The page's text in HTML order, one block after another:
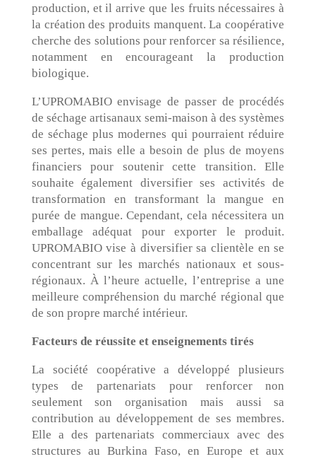
production, et il arrive que les fruits nécessaires à
la création des produits manquent. La coopérative
cherche des solutions pour renforcer sa résilience,
notamment en encourageant la production
biologique.
L’UPROMABIO envisage de passer de procédés
de séchage artisanaux semi-maison à des systèmes
de séchage plus modernes qui pourraient réduire
ses pertes, mais elle a besoin de plus de moyens
financiers pour soutenir cette transition. Elle
souhaite également diversifier ses activités de
transformation en transformant la mangue en
purée de mangue. Cependant, cela nécessitera un
emballage adéquat pour exporter le produit.
UPROMABIO vise à diversifier sa clientèle en se
concentrant sur les marchés nationaux et sous-
régionaux. À l’heure actuelle, l’entreprise a une
meilleure compréhension du marché régional que
de son propre marché intérieur.
Facteurs de réussite et enseignements tirés
La société coopérative a développé plusieurs
types de partenariats pour renforcer non
seulement son organisation mais aussi sa
contribution au développement de ses membres.
Elle a des partenariats commerciaux avec des
structures au Burkina Faso, en Europe et aux